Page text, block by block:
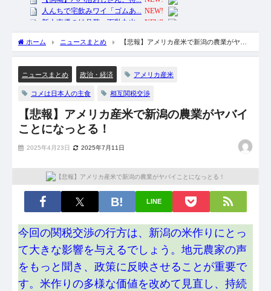
ホーム ニュースまとめ
【悲報】アメリカ産米で新潟の農業がヤバ
ニュースまとめ 政治・経済 アメリカ産米
コメは日本人の主食 相互関税交渉
【悲報】アメリカ産米で新潟の農業がヤバイ
ことになっとる！
2025年4月23日 2025年7月11日
LINE
今回の関税交渉の行方は、新潟の米作りにとっ
て大きな影響を与えるでしょう。地元農家の声
をもっと聞き、政策に反映させることが重要で
す。米作りの多様な価値を改めて見直し、持続